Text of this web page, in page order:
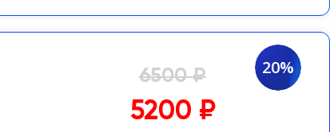
20%
6500 ₽
5200 ₽